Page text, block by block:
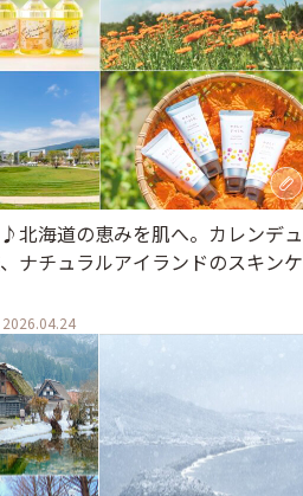
北海道の恵みを肌へ。カレンデュ
ナチュラルアイランドのスキンケ
2026.04.24